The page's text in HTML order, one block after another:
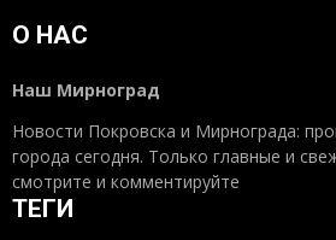
О НАС
Наш Мирноград
Новости Покровска и Мирнограда:
города сегодня. Только главные и
смотрите и комментируйте
ТЕГИ